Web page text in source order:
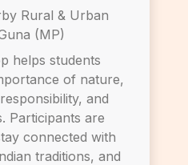
Rural & Urban
(MP)
helps students
of nature,
and
Participants are
connected with
traditions, and